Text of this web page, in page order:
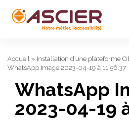
Accueil » Installation d’une plateforme
WhatsApp Image 2023-04-19 à 11.56.37
WhatsApp
2023-04-19